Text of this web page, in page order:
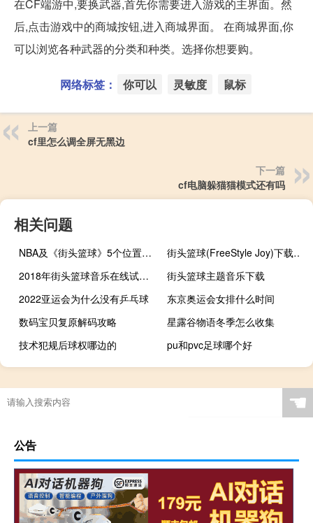
在CF端游中,要换武器,首先你需要进入游戏的主界面。然
后,点击游戏中的商城按钮,进入商城界面。 在商城界面,你
可以浏览各种武器的分类和种类。选择你想要购。
网络标签： 你可以 灵敏度 鼠标
上一篇
cf里怎么调全屏无黑边
下一篇
cf电脑躲猫猫模式还有吗
相关问题
NBA及《街头篮球》5个位置的详细介绍
街头篮球(FreeStyle Joy)下载(电脑、安卓和IOS所有版本)
2018年街头篮球音乐在线试听及下载
街头篮球主题音乐下载
2022亚运会为什么没有乒乓球
东京奥运会女排什么时间
数码宝贝复原解码攻略
星露谷物语冬季怎么收集
技术犯规后球权哪边的
pu和pvc足球哪个好
把篮球气全放了有没有事
世界三大体育赛事不包括什么
原神骂人怎么处罚
浙江东京奥运冠军有哪些人 ☚
公告